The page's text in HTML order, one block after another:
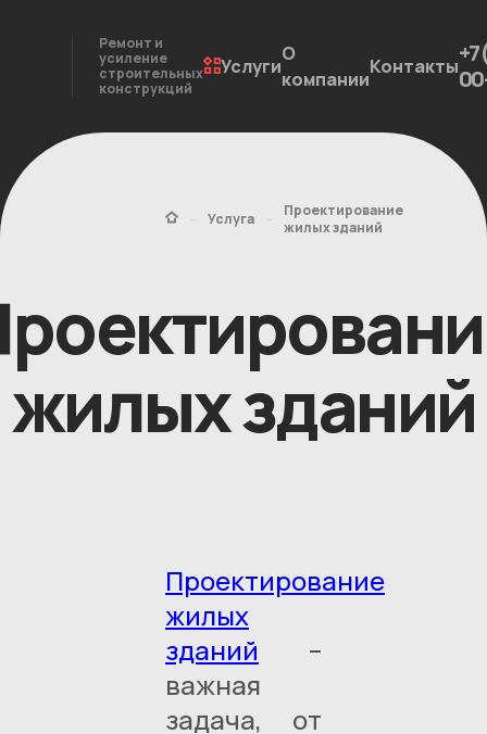
Ремонт и
усиление
строительных
конструкций
Услуги
О
компании
Контакты
Услуга
Проектирование
жилых зданий
жилых зданий
Проектирование
жилых
зданий –
важная
задача, от